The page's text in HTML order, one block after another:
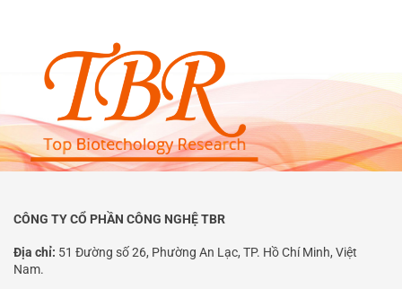
CÔNG TY CỔ PHẦN CÔNG NGHỆ TBR
Địa chỉ: 51 Đường số 26, Phường An Lạc, TP. Hồ Chí Minh, Việt
Nam.